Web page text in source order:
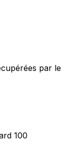
par le
100